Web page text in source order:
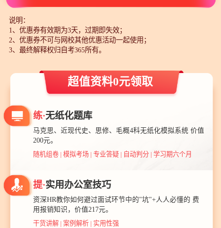
说明：
1、优惠券有效期为3天，过期即失效；
2、优惠券不可与网校其他优惠活动一起使用；
3、最终解释权归自考365所有。
超值资料0元领取
练·无纸化题库
马克思、近现代史、思修、毛概4科无纸化模拟系统 价值
200元。
随机组卷 | 模拟考场 | 专业答疑 | 自动判分 | 学习期六个月
提·实用办公室技巧
资深HR教你如何避过面试环节中的"坑"+人人必懂的 费
用报销知识，价值217元。
干货讲解 | 案例解析 | 实用性强